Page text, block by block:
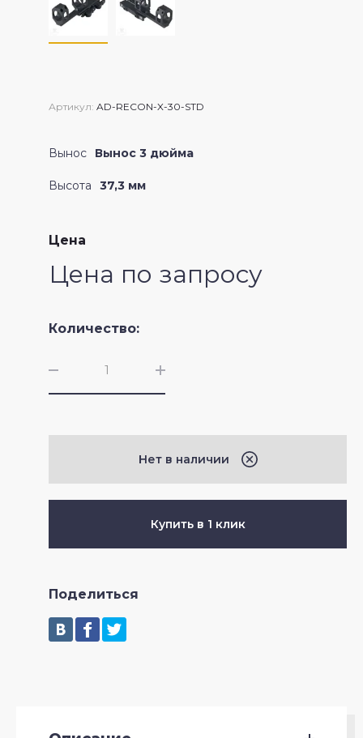
Crossfire II
Артикул: AD-RECON-X-30-STD
Вынос Вынос 3 дюйма
Высота 37,3 мм
Цена
Цена по запросу
Количество:
Нет в наличии
Купить в 1 клик
Поделиться